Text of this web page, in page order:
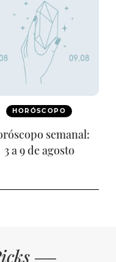
HORÓSCOPO
semanal:
3 a 9 de agosto